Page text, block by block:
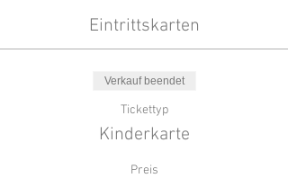
Ausdruck verleihen. Wie es gelingen kann, die
beiden zu versöhnen, das verrät uns Fünklein
in dieser wunderbaren Weihnachtsgeschichte.
und Groß aus allen Kulturkreisen!
Eintrittskarten
Verkauf beendet
Tickettyp
Kinderkarte
Preis